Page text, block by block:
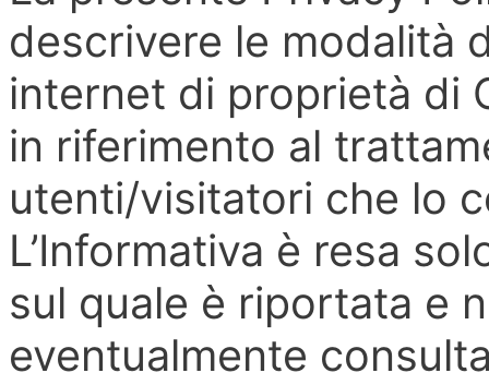
descrivere le modalità
internet di proprietà di
in riferimento al
utenti/visitatori che lo
L’Informativa è resa
sul quale è riportata e
eventualmente